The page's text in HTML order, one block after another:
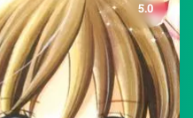
5.0